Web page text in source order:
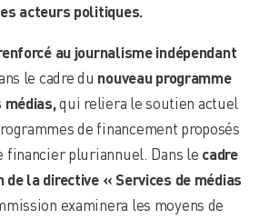
acteurs politiques.
au journalisme indépendant
le cadre du nouveau programme
médias,qui reliera le soutien actuel
de financement proposés
financier pluriannuel. Dans le cadre
de la directive « Services de médias
examinera les moyens de